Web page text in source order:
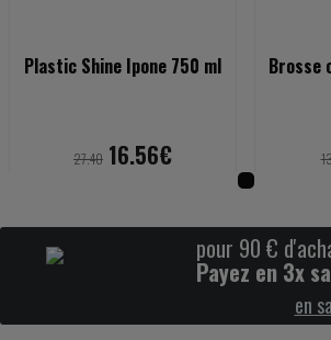
Plastic Shine Ipone 750 ml
27.40 16.56€
Brosse
pour 90 €
Payez en 3x
en